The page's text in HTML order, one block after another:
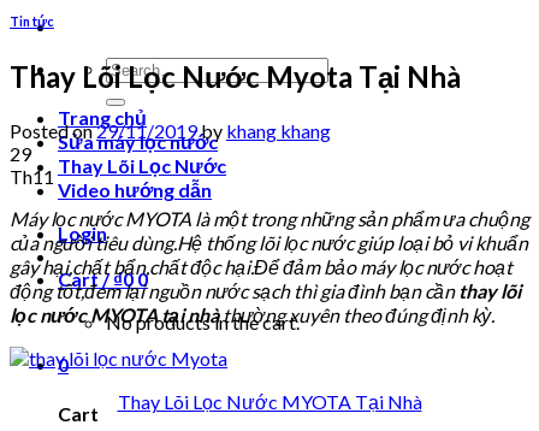
Search
for:
Trang chủ
Sửa máy lọc nước
Thay Lõi Lọc Nước
Video hướng dẫn
Login
Cart /₫00
No products in the cart.
0
Cart
Tin tức
Thay Lõi Lọc Nước Myota Tại Nhà
Posted on29/11/2019by khang khang
29
Th11
Máy lọc nước MYOTA là một trong những sản phẩm ưa chuộng
của người tiêu dùng.Hệ thống lõi lọc nước giúp loại bỏ vi khuẩn
gây hại,chất bẩn,chất độc hại.Để đảm bảo máy lọc nước hoạt
động tốt,đem lại nguồn nước sạch thì gia đình bạn cần thay lõi
lọc nước MYOTAtại nhàthường xuyên theo đúng định kỳ.
Thay Lõi Lọc Nước MYOTA Tại Nhà